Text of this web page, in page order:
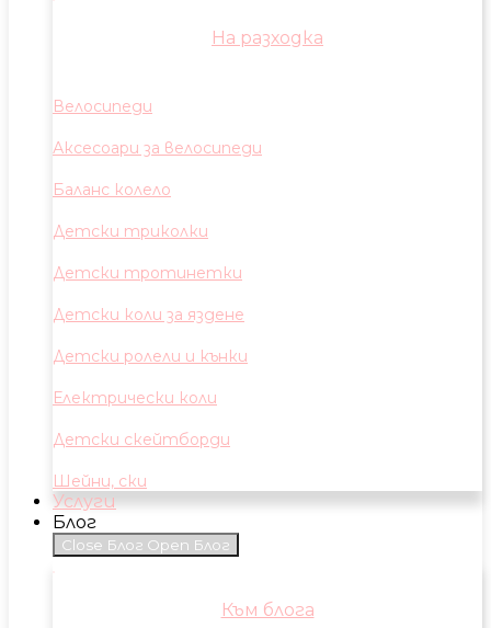
На разходка
Велосипеди
Аксесоари за велосипеди
Баланс колело
Детски триколки
Детски тротинетки
Детски коли за яздене
Детски ролели и кънки
Електрически коли
Детски скейтборди
Шейни, ски
Услуги
Блог
Close Блог Open Блог
Към блога